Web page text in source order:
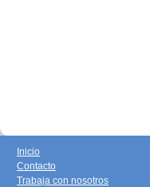
Inicio
Contacto
Trabaja con nosotros